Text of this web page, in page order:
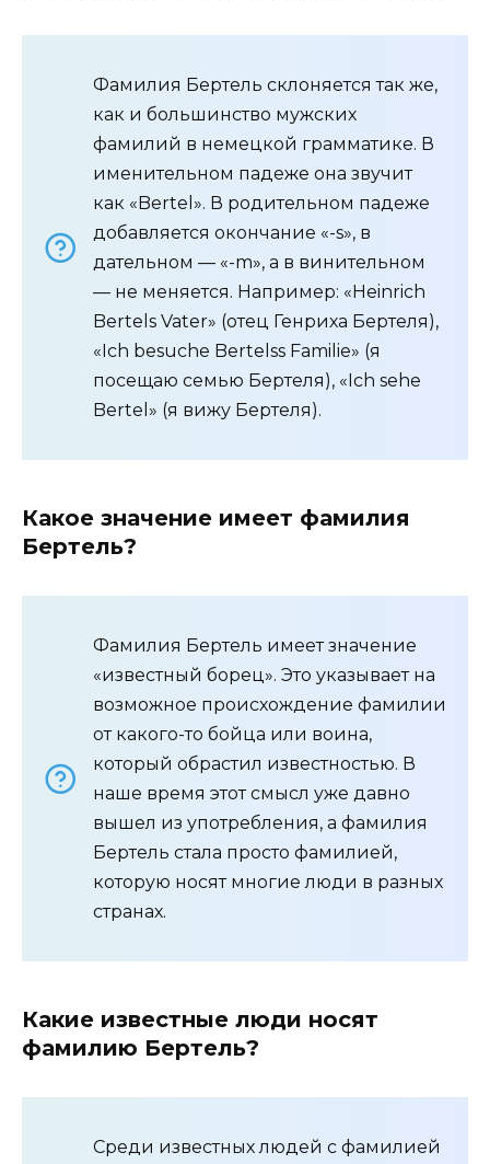
Фамилия Бертель склоняется так же,
как и большинство мужских
фамилий в немецкой грамматике. В
именительном падеже она звучит
как «Bertel». В родительном падеже
добавляется окончание «-s», в
дательном — «-m», а в винительном
— не меняется. Например: «Heinrich
Bertels Vater» (отец Генриха Бертеля),
«Ich besuche Bertelss Familie» (я
посещаю семью Бертеля), «Ich sehe
Bertel» (я вижу Бертеля).
Какое значение имеет фамилия
Бертель?
Фамилия Бертель имеет значение
«известный борец». Это указывает на
возможное происхождение фамилии
от какого-то бойца или воина,
который обрастил известностью. В
наше время этот смысл уже давно
вышел из употребления, а фамилия
Бертель стала просто фамилией,
которую носят многие люди в разных
странах.
Какие известные люди носят
фамилию Бертель?
Среди известных людей с фамилией